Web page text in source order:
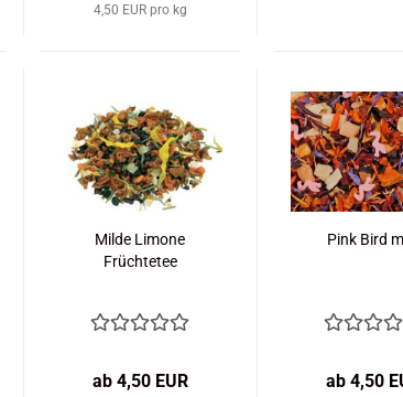
4,50 EUR pro kg
Milde Limone
Früchtetee
ab 4,50 EUR
Pink Bird
ab 4,50